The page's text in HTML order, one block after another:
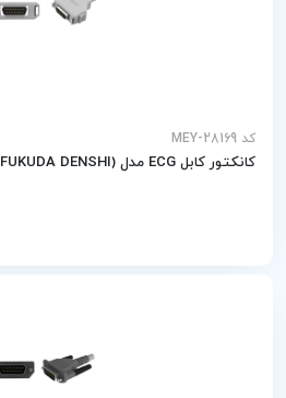
کد MEY-28169
کانکتور کابل ECG مدل (FUKUDA DENSHI)